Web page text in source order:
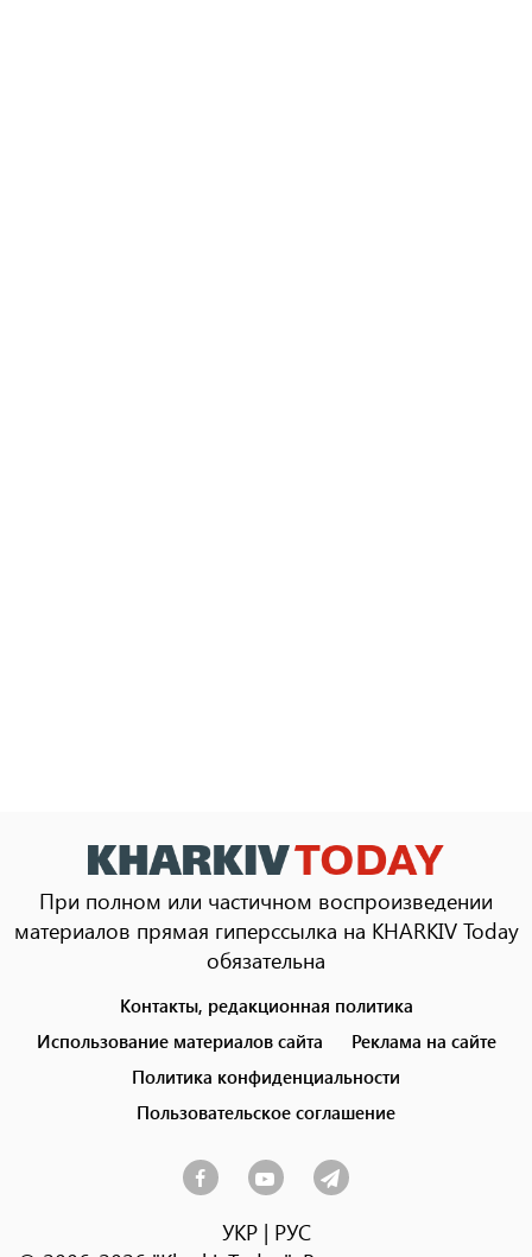
При полном или частичном воспроизведении
материалов прямая гиперссылка на KHARKIV Today
обязательна
menu
Контакты, редакционная политика
Использование материалов сайта
Реклама на сайте
Политика конфиденциальности
Пользовательское соглашение
УКР| РУС